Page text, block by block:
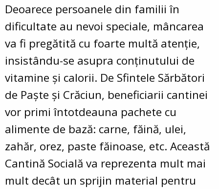
Deoarece persoanele din familii în
dificultate au nevoi speciale, mâncarea
va fi pregătită cu foarte multă atenţie,
insistându-se asupra conţinutului de
vitamine şi calorii. De Sfintele Sărbători
de Paşte şi Crăciun, beneficiarii cantinei
vor primi întotdeauna pachete cu
alimente de bază: carne, făină, ulei,
zahăr, orez, paste făinoase, etc. Această
Cantină Socială va reprezenta mult mai
mult decât un sprijin material pentru